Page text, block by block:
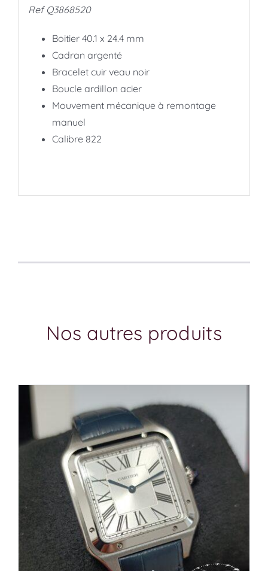
Ref Q3868520
Boitier 40.1 x 24.4 mm
Cadran argenté
Bracelet cuir veau noir
Boucle ardillon acier
Mouvement mécanique à remontage
manuel
Calibre 822
Nos autres produits